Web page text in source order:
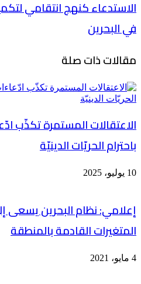
الاستدعاء كنهج انتقامي
في البحرين
مقالات ذات صلة
الاعتقالات المستمرة تكذّب
باحترام الحريّات الدينيّة
10 يوليو، 2025
إعلامي: نظام البحرين
المتغيرات القادمة بالمنطقة
4 مايو، 2021